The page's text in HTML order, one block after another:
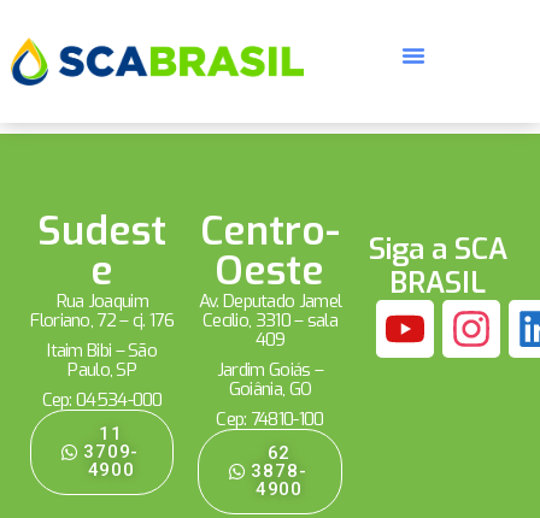
Sudest
e
Rua Joaquim
Floriano, 72 – cj. 176
Itaim Bibi – São
Paulo, SP
Cep: 04534-000
11
3709-
4900
Centro-
Oeste
Av. Deputado Jamel
Cecílio, 3310 – sala
409
Jardim Goiás –
Goiânia, GO
Cep: 74810-100
62
3878-
4900
Siga a SCA
BRASIL